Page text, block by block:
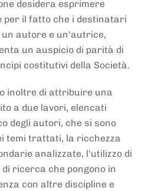
desidera esprimere
per il fatto che i destinatari
autore e un'autrice,
un auspicio di parità di
costitutivi della Società.
inoltre di attribuire una
a due lavori, elencati
degli autori, che si sono
temi trattati, la ricchezza
analizzate, l'utilizzo di
ricerca che pongono in
con altre discipline e